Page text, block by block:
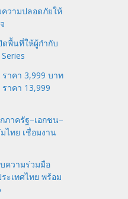
ความปลอดภัยให้
ดพื้นที่ให้ผู้กำกับ
ราคา 3,999 บาท
าคา 13,999
ภาครัฐ–เอกชน–
ไทย เชื่อมงาน
ความร่วมมือ
ะเทศไทย พร้อม